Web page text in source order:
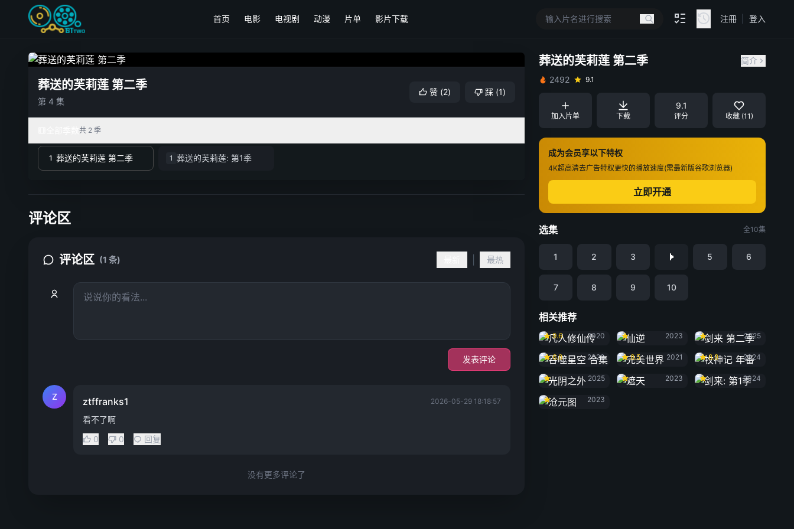
首页 电影 电视剧 动漫 片单 影片下载 注冊 登入
葬送的芙莉莲 第二季
第 4 集
赞 (2) 踩 (1)
共 2 季
1 葬送的芙莉莲 第二季 1 葬送的芙莉莲: 第1季
葬送的芙莉莲 第二季
简介
2492
9.1
加入片单 下载
9.1
评分 收藏 (11)
成为会员享以下特权
4K超高清去广告特权更快的播放速度(需最新版谷歌浏览器)
立即开通
选集 全10集
1 2 3 5 6
7 8 9 10
相关推荐
凡人修仙传
9.6
2020
2023
2025
吞噬星空 合集
6.8
2020
完美世界
8.5
2021
牧神记 年番
8.8
2024
光阴之外
2025
遮天
2023
剑来: 第1季
2024
沧元图
2023
评论区
评论区 (1 条) 最热
发表评论
Z ztffranks1 2026-05-29 18:18:57
看不了啊
0
0 回复
没有更多评论了